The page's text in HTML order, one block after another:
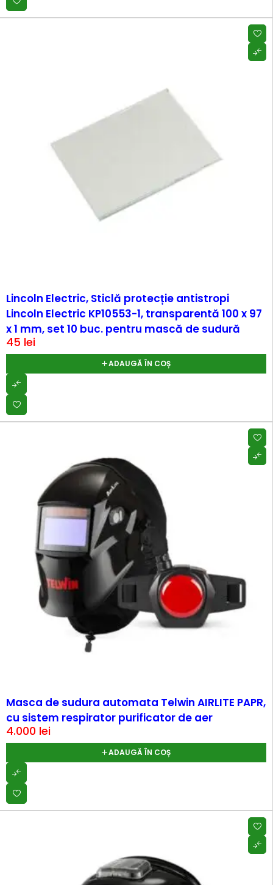
Lincoln Electric, Sticlă protecție antistropi
Lincoln Electric KP10553-1, transparentă 100 x 97
x 1 mm, set 10 buc. pentru mască de sudură
45 lei
ADAUGĂ ÎN COȘ
Masca de sudura automata Telwin AIRLITE PAPR,
cu sistem respirator purificator de aer
4.000 lei
ADAUGĂ ÎN COȘ